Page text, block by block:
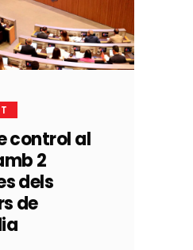
control al
2
dels
de